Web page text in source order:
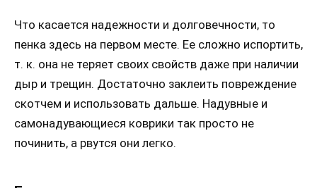
Что касается надежности и долговечности, то
пенка здесь на первом месте. Ее сложно испортить,
т. к. она не теряет своих свойств даже при наличии
дыр и трещин. Достаточно заклеить повреждение
скотчем и использовать дальше. Надувные и
самонадувающиеся коврики так просто не
починить, а рвутся они легко.